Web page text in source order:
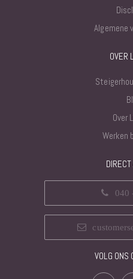
Algemene
OVER
Over
Werken
040
VOLG ONS